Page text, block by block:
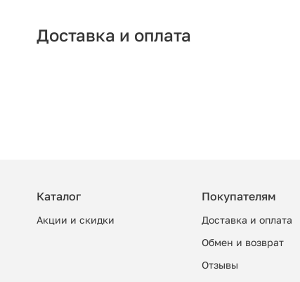
Доставка и оплата
Каталог
Акции и скидки
Покупателям
Доставка и оплата
Обмен и возврат
Отзывы